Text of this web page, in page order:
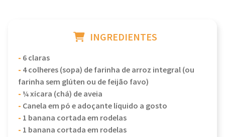
INGREDIENTES
- 6 claras
- 4 colheres (sopa) de farinha de arroz integral (ou
farinha sem glúten ou de feijão favo)
-¼ xícara (chá) de aveia
- Canela em pó e adoçante líquido a gosto
- 1 banana cortada em rodelas
- 1 banana cortada em rodelas